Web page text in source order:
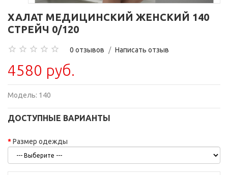
ХАЛАТ МЕДИЦИНСКИЙ ЖЕНСКИЙ 140
СТРЕЙЧ 0/120
0 отзывов / Написать отзыв
4580 руб.
Модель: 140
ДОСТУПНЫЕ ВАРИАНТЫ
Размер одежды